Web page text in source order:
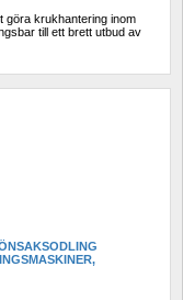
göra krukhantering inom
till ett brett utbud av